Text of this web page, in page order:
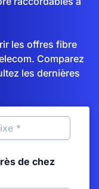
les offres fibre
Comparez
les dernières
de chez